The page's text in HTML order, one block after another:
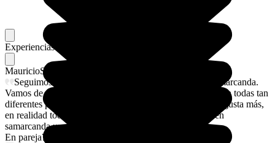
Experiencias memorables
MauricioSu flechazo
Seguimos con nuestro viaje ya en su última etapa, Samarcanda.
Vamos de menos a más o mejor: De más a más,porque son todas tan
diferentes pero todas tan maravillosas que no sé cuál me gusta más,
en realidad todas me encantan. Nuestra guía Roxana , en
samarcanda un encanto.
En pareja7/4/2026